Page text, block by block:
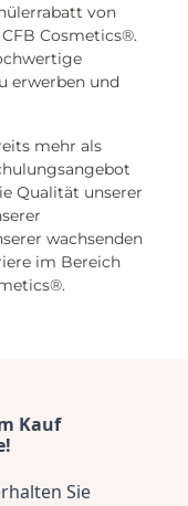
von
Cosmetics®.
erwerben und
mehr als
Qualität unserer
wachsenden
im Bereich
Kauf
Sie